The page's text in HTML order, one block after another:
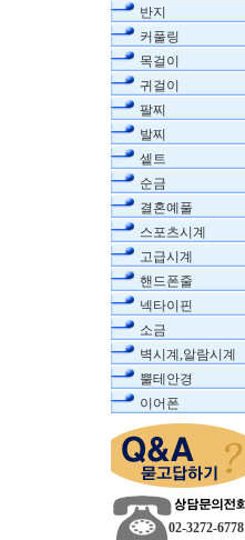
반지
커풀링
목걸이
귀걸이
팔찌
발찌
셑트
순금
결혼예풀
스포츠시계
고급시계
핸드폰줄
넥타이핀
소금
벽시계,알람시계
뿔테안경
이어폰
02-3272-6778